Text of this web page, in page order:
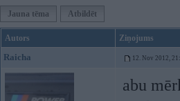
Jauna tēma Atbildēt
Autors Ziņojums
Raicha 12. Nov 2012,
abu